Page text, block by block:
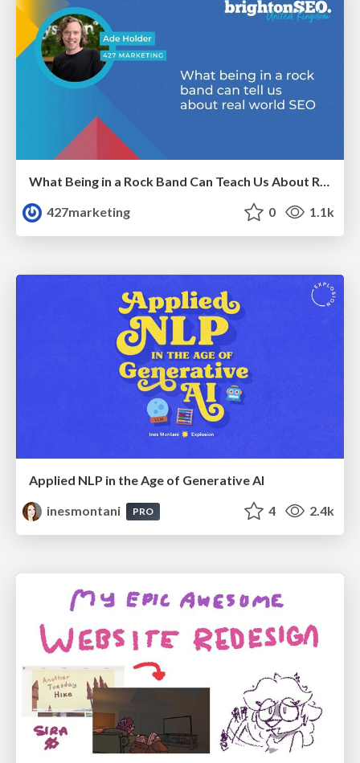
What Being in a Rock Band Can Teach Us About Real World SEO
427marketing
0 1.1k
Applied NLP in the Age of Generative AI
inesmontani
PRO 4 2.4k